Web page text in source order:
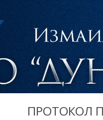
ПРОТОКОЛ